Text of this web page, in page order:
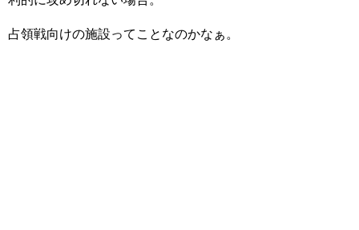
占領戦向けの施設ってことなのかなぁ。